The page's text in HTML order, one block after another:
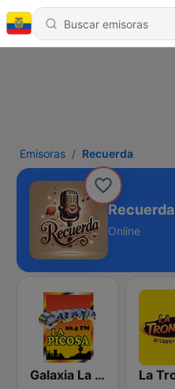
Emisoras Recuerda
Recuerda
Online
Galaxia La Picosa